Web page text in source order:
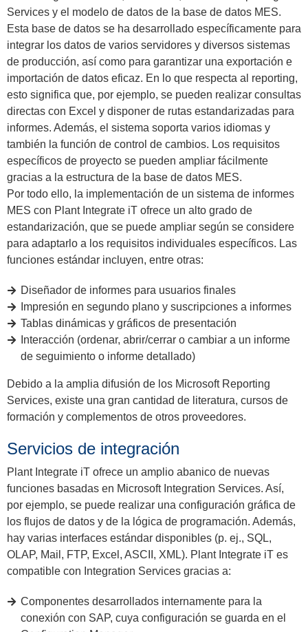
Services y el modelo de datos de la base de datos MES.
Esta base de datos se ha desarrollado específicamente para
integrar los datos de varios servidores y diversos sistemas
de producción, así como para garantizar una exportación e
importación de datos eficaz. En lo que respecta al reporting,
esto significa que, por ejemplo, se pueden realizar consultas
directas con Excel y disponer de rutas estandarizadas para
informes. Además, el sistema soporta varios idiomas y
también la función de control de cambios. Los requisitos
específicos de proyecto se pueden ampliar fácilmente
gracias a la estructura de la base de datos MES.
Por todo ello, la implementación de un sistema de informes
MES con Plant Integrate iT ofrece un alto grado de
estandarización, que se puede ampliar según se considere
para adaptarlo a los requisitos individuales específicos. Las
funciones estándar incluyen, entre otras:
Diseñador de informes para usuarios finales
Impresión en segundo plano y suscripciones a informes
Tablas dinámicas y gráficos de presentación
Interacción (ordenar, abrir/cerrar o cambiar a un informe
de seguimiento o informe detallado)
Debido a la amplia difusión de los Microsoft Reporting
Services, existe una gran cantidad de literatura, cursos de
formación y complementos de otros proveedores.
Servicios de integración
Plant Integrate iT ofrece un amplio abanico de nuevas
funciones basadas en Microsoft Integration Services. Así,
por ejemplo, se puede realizar una configuración gráfica de
los flujos de datos y de la lógica de programación. Además,
hay varias interfaces estándar disponibles (p. ej., SQL,
OLAP, Mail, FTP, Excel, ASCII, XML). Plant Integrate iT es
compatible con Integration Services gracias a:
Componentes desarrollados internamente para la
conexión con SAP, cuya configuración se guarda en el